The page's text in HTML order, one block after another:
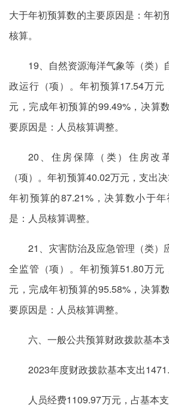
大于年初预算数的主要原因是：年初
核算。
19、自然资源海洋气象等（类）
政运行（项）。年初预算17.54万元
元，完成年初预算的99.49%，决算
要原因是：人员核算调整。
20、住房保障（类）住房改
（项）。年初预算40.02万元，支出
年初预算的87.21%，决算数小于
是：人员核算调整。
21、灾害防治及应急管理（类）
全监管（项）。年初预算51.80万元
元，完成年初预算的95.58%，决算
要原因是：人员核算调整。
六、一般公共预算财政拨款基本
2023年度财政拨款基本支出
人员经费1109.97万元，占基本